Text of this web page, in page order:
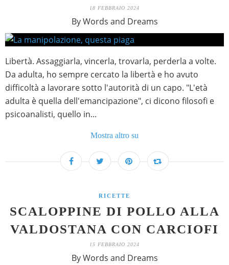
18 FEBBRAIO 2024
By Words and Dreams
Libertà. Assaggiarla, vincerla, trovarla, perderla a volte.
Da adulta, ho sempre cercato la libertà e ho avuto
difficoltà a lavorare sotto l'autorità di un capo. "L'età
adulta è quella dell'emancipazione", ci dicono filosofi e
psicoanalisti, quello in...
Mostra altro su
RICETTE
SCALOPPINE DI POLLO ALLA
VALDOSTANA CON CARCIOFI
15 FEBBRAIO 2024
By Words and Dreams